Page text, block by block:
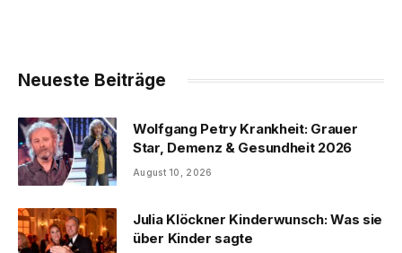
Neueste Beiträge
Wolfgang Petry Krankheit: Grauer
Star, Demenz & Gesundheit 2026
August 10, 2026
Julia Klöckner Kinderwunsch: Was sie
über Kinder sagte